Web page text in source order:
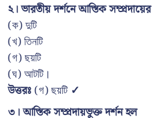
২। ভারতীয় দর্শনে আস্তিক
(ক) দুটি
(খ) তিনটি
(গ) ছয়টি
(ঘ) আটটি।
উত্তরঃ(গ) ছয়টি ✓
৩। আস্তিক সম্প্রদায়ভুক্ত দর্শন হল